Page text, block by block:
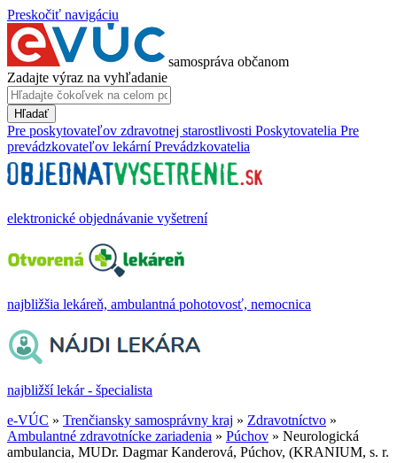
Preskočiť navigáciu
samospráva občanom
Zadajte výraz na vyhľadanie
Hľadať
Pre poskytovateľov zdravotnej starostlivosti Poskytovatelia Pre
prevádzkovateľov lekární Prevádzkovatelia
elektronické objednávanie vyšetrení
najbližšia lekáreň, ambulantná pohotovosť, nemocnica
najbližší lekár - špecialista
e-VÚC » Trenčiansky samosprávny kraj » Zdravotníctvo »
Ambulantné zdravotnícke zariadenia » Púchov » Neurologická
ambulancia, MUDr. Dagmar Kanderová, Púchov, (KRANIUM, s. r.